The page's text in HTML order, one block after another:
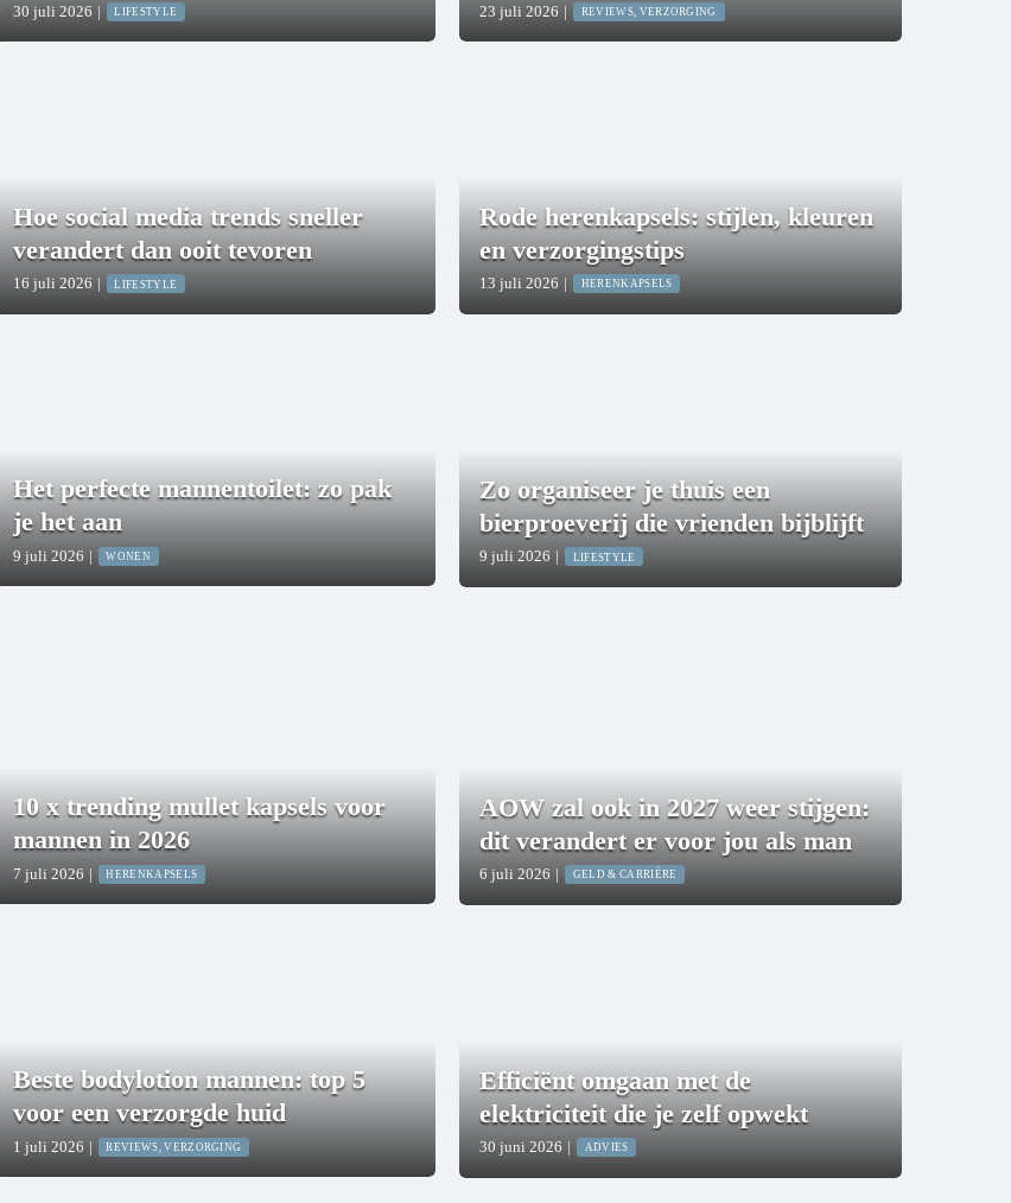
30 juli 2026 | LIFESTYLE 23 juli 2026 | REVIEWS, VERZORGING
Hoe social media trends sneller
verandert dan ooit tevoren
16 juli 2026 | LIFESTYLE
Rode herenkapsels: stijlen, kleuren
en verzorgingstips
13 juli 2026 | HERENKAPSELS
Het perfecte mannentoilet: zo pak
je het aan
9 juli 2026 | WONEN
Zo organiseer je thuis een
bierproeverij die vrienden bijblijft
9 juli 2026 | LIFESTYLE
10 x trending mullet kapsels voor
mannen in 2026
7 juli 2026 | HERENKAPSELS
AOW zal ook in 2027 weer stijgen:
dit verandert er voor jou als man
6 juli 2026 | GELD & CARRIÈRE
Beste bodylotion mannen: top 5
voor een verzorgde huid
1 juli 2026 | REVIEWS, VERZORGING
Efficiënt omgaan met de
elektriciteit die je zelf opwekt
30 juni 2026 | ADVIES